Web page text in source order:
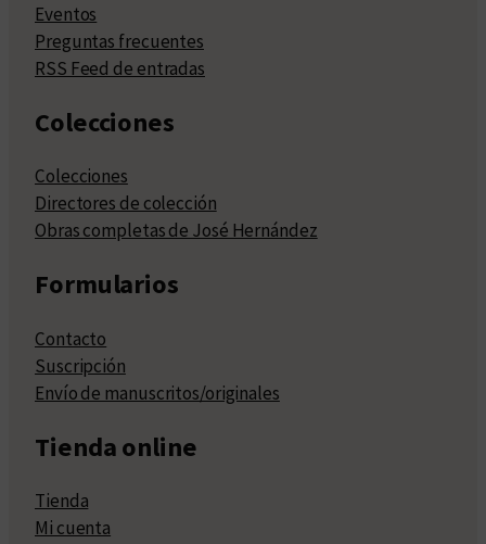
Eventos
Preguntas frecuentes
RSS Feed de entradas
Colecciones
Colecciones
Directores de colección
Obras completas de José Hernández
Formularios
Contacto
Suscripción
Envío de manuscritos/originales
Tienda online
Tienda
Mi cuenta